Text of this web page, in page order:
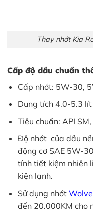
Thay nhớt Kia
Cấp độ dầu chuẩn
Cấp nhớt: 5W-30,
Dung tích 4.0-5.3 lít
Tiêu chuẩn: API
Độ nhớt của dầu
động cơ SAE 5W-
tính tiết kiệm nhiên
kiện lạnh.
Sử dụng nhớt
đến 20.000KM cho